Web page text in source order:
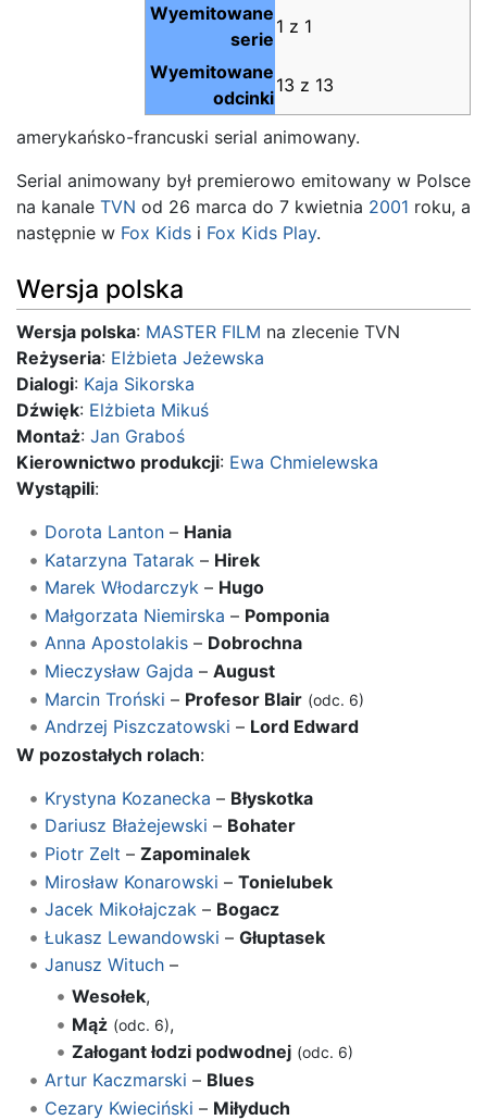
Wyemitowane
serie
1 z 1
Wyemitowane
odcinki
13 z 13
amerykańsko-francuski serial animowany.
Serial animowany był premierowo emitowany w Polsce
na kanale TVN od 26 marca do 7 kwietnia 2001 roku, a
następnie w Fox Kids i Fox Kids Play.
Wersja polska
Wersja polska: MASTER FILM na zlecenie TVN
Reżyseria: Elżbieta Jeżewska
Dialogi: Kaja Sikorska
Dźwięk: Elżbieta Mikuś
Montaż: Jan Graboś
Kierownictwo produkcji: Ewa Chmielewska
Wystąpili:
Dorota Lanton– Hania
Katarzyna Tatarak – Hirek
Marek Włodarczyk– Hugo
Małgorzata Niemirska – Pomponia
Anna Apostolakis– Dobrochna
Mieczysław Gajda – August
Marcin Troński – Profesor Blair (odc. 6)
Andrzej Piszczatowski – Lord Edward
W pozostałych rolach:
Krystyna Kozanecka – Błyskotka
Dariusz Błażejewski – Bohater
Piotr Zelt – Zapominalek
Mirosław Konarowski – Tonielubek
Jacek Mikołajczak– Bogacz
Łukasz Lewandowski – Głuptasek
Janusz Wituch–
Wesołek,
Mąż (odc. 6),
Załogant łodzi podwodnej (odc. 6)
Artur Kaczmarski – Blues
Cezary Kwieciński – Miłyduch